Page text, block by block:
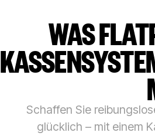
WAS
Schaffen Sie
glücklich – mit einem